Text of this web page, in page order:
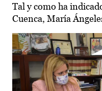
Tal y como ha
Cuenca, María